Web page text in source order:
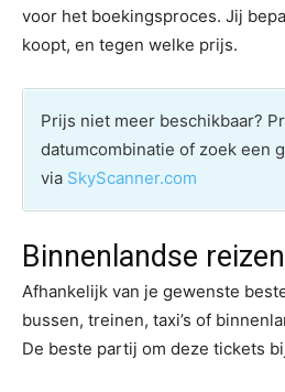
voor het boekingsproces. Jij
koopt, en tegen welke prijs.
Prijs niet meer beschikbaar?
datumcombinatie of zoek een
via SkyScanner.com
Binnenlandse reizen
Afhankelijk van je gewenste
bussen, treinen, taxi’s of
De beste partij om deze tickets